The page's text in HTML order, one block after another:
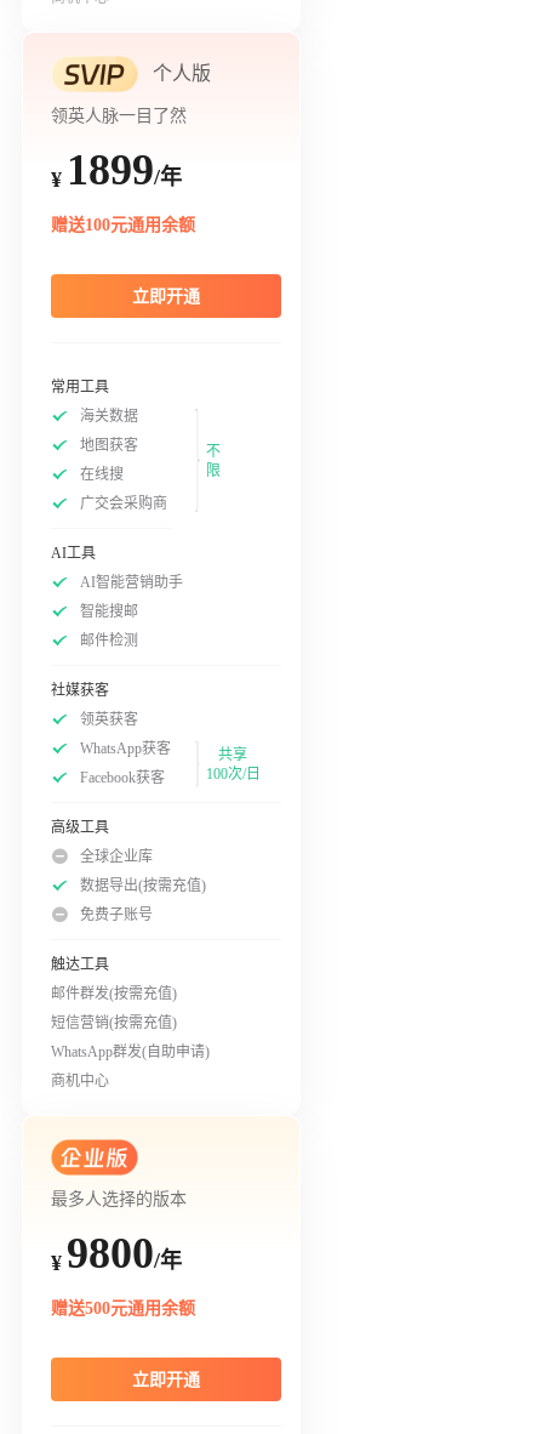
个人版
领英人脉一目了然
¥ 1899/年
赠送100元通用余额
立即开通
常用工具
海关数据
地图获客
在线搜
广交会采购商
不
限
AI工具
AI智能营销助手
智能搜邮
邮件检测
社媒获客
领英获客
WhatsApp获客
Facebook获客
共享
100次/日
高级工具
全球企业库
数据导出(按需充值)
免费子账号
触达工具
邮件群发(按需充值)
短信营销(按需充值)
WhatsApp群发(自助申请)
商机中心
最多人选择的版本
¥ 9800/年
赠送500元通用余额
立即开通